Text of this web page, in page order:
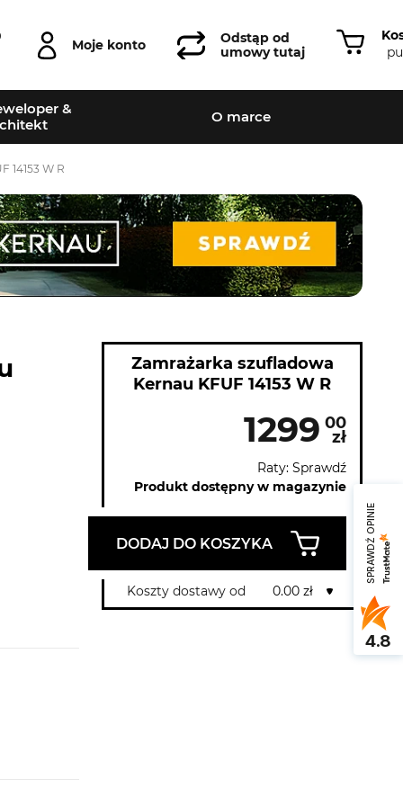
Moje konto
Odstąp od
umowy tutaj
&
O marce
14153 W R
Zamrażarka szufladowa
Kernau KFUF 14153 W R
1299 00
zł
Raty: Sprawdź
Produkt dostępny w magazynie
DODAJ DO KOSZYKA
Koszty dostawy od 0.00 zł
SPRAWDŹ OPINIE
4.8